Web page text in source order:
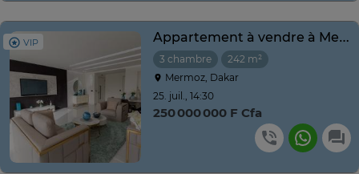
VIP Appartement à vendre à Mermoz Dakar – Dernier étage
3 chambre
242 m²
Mermoz, Dakar
25. juil., 14:30
250 000 000 F Cfa